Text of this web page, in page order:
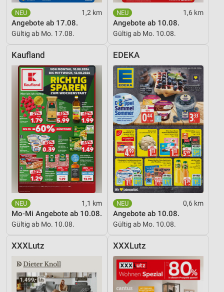
1,2 km
Angebote ab 17.08.
Gültig ab Mo. 17.08.
1,6 km
Angebote ab 10.08.
Gültig ab Mo. 10.08.
Kaufland
1,1 km
Mo-Mi Angebote ab 10.08.
Gültig ab Mo. 10.08.
EDEKA
0,6 km
Angebote ab 10.08.
Gültig ab Mo. 10.08.
XXXLutz XXXLutz